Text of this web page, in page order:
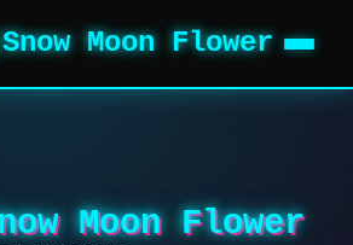
Moon Flower
Moon Flower